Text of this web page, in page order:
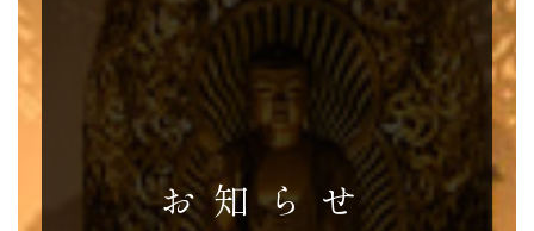
お知らせ